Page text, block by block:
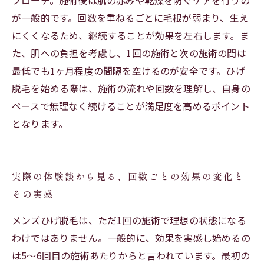
が一般的です。回数を重ねるごとに毛根が弱まり、生え
にくくなるため、継続することが効果を左右します。ま
た、肌への負担を考慮し、1回の施術と次の施術の間は
最低でも1ヶ月程度の間隔を空けるのが安全です。ひげ
脱毛を始める際は、施術の流れや回数を理解し、自身の
ペースで無理なく続けることが満足度を高めるポイント
となります。
実際の体験談から見る、回数ごとの効果の変化と
その実感
メンズひげ脱毛は、ただ1回の施術で理想の状態になる
わけではありません。一般的に、効果を実感し始めるの
は5～6回目の施術あたりからと言われています。最初の